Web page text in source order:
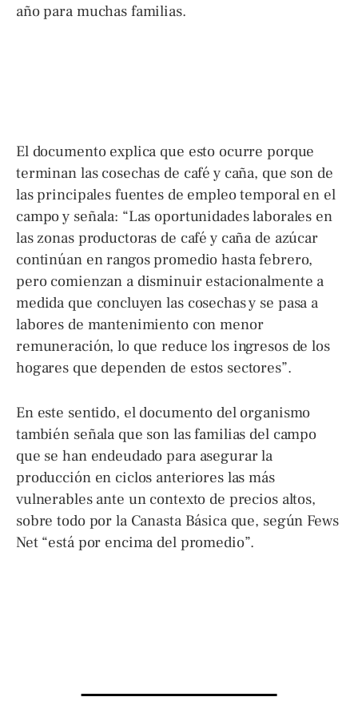
año para muchas familias.
El documento explica que esto ocurre porque
terminan las cosechas de café y caña, que son de
las principales fuentes de empleo temporal en el
campo y señala: “Las oportunidades laborales en
las zonas productoras de café y caña de azúcar
continúan en rangos promedio hasta febrero,
pero comienzan a disminuir estacionalmente a
medida que concluyen las cosechas y se pasa a
labores de mantenimiento con menor
remuneración, lo que reduce los ingresos de los
hogares que dependen de estos sectores”.
En este sentido, el documento del organismo
también señala que son las familias del campo
que se han endeudado para asegurar la
producción en ciclos anteriores las más
vulnerables ante un contexto de precios altos,
sobre todo por la Canasta Básica que, según Fews
Net “está por encima del promedio”.